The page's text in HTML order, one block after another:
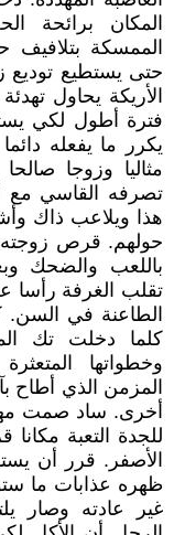
المكان برائحة
الممسكة
حتى يستطيع توديع
الأريكة يحاول
فترة أطول لكي
يكرر ما يفعله
مثاليا وزوجا
تصرفه القاسي مع
هذا ويلاعب ذاك
حولهم. قرص زوجته
باللعب والضحك
تقلب الغرفة رأسا
الطاعنة في السن.
كلما دخلت تك
وخطواتها
المزمن الذي أطاح
أخرى. ساد صمت
للجدة التعبة
الأصفر. قرر أن
ظهره عذابات ما
غير عادته وصار